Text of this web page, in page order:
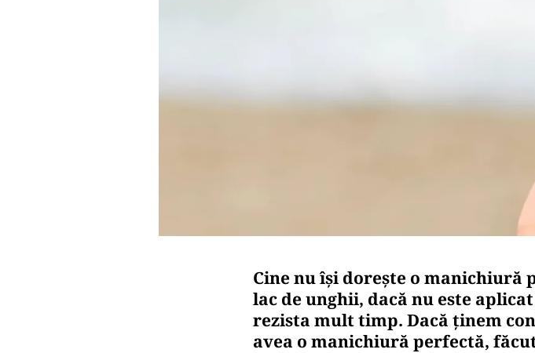
Cine nu își dorește o manichiură
lac de unghii, dacă nu este
rezista mult timp. Dacă ținem
avea o manichiură perfectă,